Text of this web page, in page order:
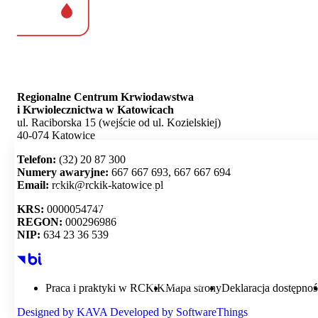
Ta strona używa plików cookie i umożliwia wybór,
które z nich chcesz zaakceptować.
Personalizacja
Regionalne Centrum Krwiodawstwa
i Krwiolecznictwa w Katowicach
ul. Raciborska 15 (wejście od ul. Kozielskiej)
40-074 Katowice
Telefon: (32) 20 87 300
Numery awaryjne: 667 667 693, 667 667 694
Email: rckik@rckik-katowice.pl
KRS: 0000054747
REGON: 000296986
NIP: 634 23 36 539
Praca i praktyki w RCKiKMapa stronyDeklaracja
Designed by KAVA Developed by SoftwareThings